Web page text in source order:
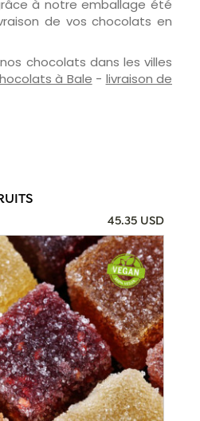
à notre emballage été
de vos chocolats en
chocolats dans les villes
à Bale - livraison de
45.35 USD